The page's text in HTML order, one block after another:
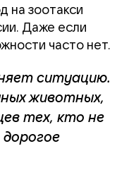
на зоотакси
Даже если
часто нет.
ситуацию.
животных,
тех, кто не